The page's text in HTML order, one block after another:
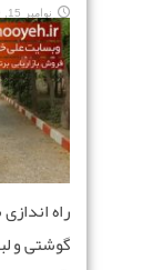
نوامبر 15, 2019
راه
گوشتی و